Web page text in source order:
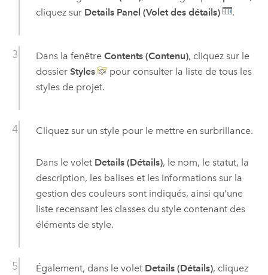
cliquez sur Details Panel (Volet des détails) .
Dans la fenêtre Contents (Contenu), cliquez sur le
dossier Styles
pour consulter la liste de tous les
styles de projet.
Cliquez sur un style pour le mettre en surbrillance.
Dans le volet Details (Détails), le nom, le statut, la
description, les balises et les informations sur la
gestion des couleurs sont indiqués, ainsi qu’une
liste recensant les classes du style contenant des
éléments de style.
Également, dans le volet Details (Détails), cliquez